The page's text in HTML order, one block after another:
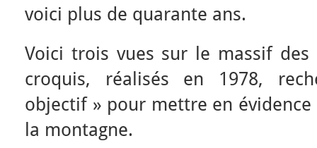
voici plus de quarante ans.
Voici trois vues sur le massif des
croquis, réalisés en 1978,
objectif » pour mettre en
la montagne.